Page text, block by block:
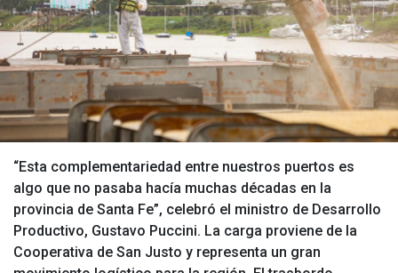
“Esta complementariedad entre nuestros puertos es
algo que no pasaba hacía muchas décadas en la
provincia de Santa Fe”, celebró el ministro de Desarrollo
Productivo, Gustavo Puccini. La carga proviene de la
Cooperativa de San Justo y representa un gran